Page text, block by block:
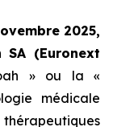
2025,
(Euronext
» ou la «
médicale